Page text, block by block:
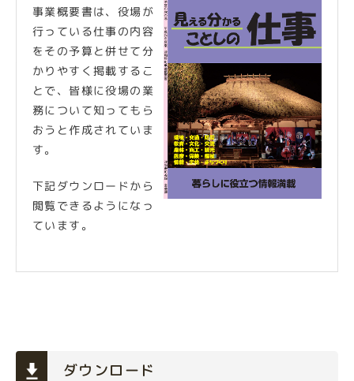
事業概要書は、役場が
行っている仕事の内容
をその予算と併せて分
かりやすく掲載するこ
とで、皆様に役場の業
務について知ってもら
おうと作成されていま
す。
下記ダウンロードから
閲覧できるようになっ
ています。
ダウンロード